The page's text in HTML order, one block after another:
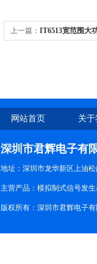
上一篇： IT6513宽范围大
网站首页 关
深圳市君辉电子有
地址：深圳市龙华新区上油松
主营产品：模拟制式信号发
版权所有：深圳市君辉电子